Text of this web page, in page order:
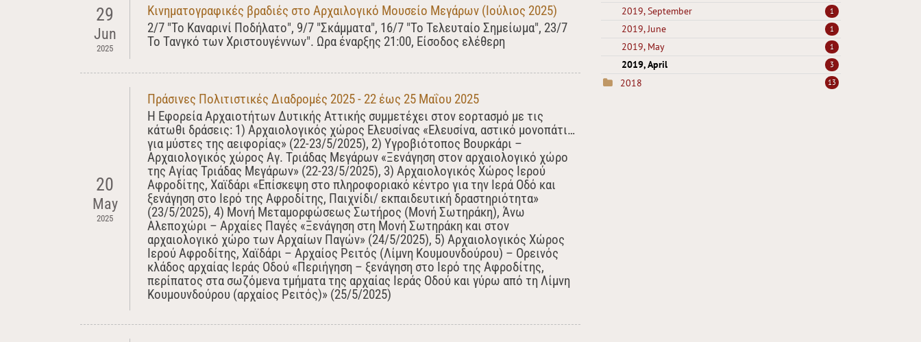
29
Jun
2025
Κινηματογραφικές βραδιές στο Αρχαιλογικό Μουσείο Μεγάρων (Ιούλιος 2025)
2/7 "Το Καναρινί Ποδήλατο", 9/7 "Σκάμματα", 16/7 "Το Τελευταίο Σημείωμα", 23/7
Το Τανγκό των Χριστουγέννων". Ωρα έναρξης 21:00, Είσοδος ελέθερη
20
May
2025
Πράσινες Πολιτιστικές Διαδρομές 2025 - 22 έως 25 Μαΐου 2025
Η Εφορεία Αρχαιοτήτων Δυτικής Αττικής συμμετέχει στον εορτασμό με τις
κάτωθι δράσεις: 1) Αρχαιολογικός χώρος Ελευσίνας «Ελευσίνα, αστικό μονοπάτι…
για μύστες της αειφορίας» (22-23/5/2025), 2) Υγροβιότοπος Βουρκάρι –
Αρχαιολογικός χώρος Αγ. Τριάδας Μεγάρων «Ξενάγηση στον αρχαιολογικό χώρο
της Αγίας Τριάδας Μεγάρων» (22-23/5/2025), 3) Αρχαιολογικός Χώρος Ιερού
Αφροδίτης, Χαϊδάρι «Επίσκεψη στο πληροφοριακό κέντρο για την Ιερά Οδό και
ξενάγηση στο Ιερό της Αφροδίτης, Παιχνίδι/ εκπαιδευτική δραστηριότητα»
(23/5/2025), 4) Μονή Μεταμορφώσεως Σωτήρος (Μονή Σωτηράκη), Άνω
Αλεποχώρι – Αρχαίες Παγές «Ξενάγηση στη Μονή Σωτηράκη και στον
αρχαιολογικό χώρο των Αρχαίων Παγών» (24/5/2025), 5) Αρχαιολογικός Χώρος
Ιερού Αφροδίτης, Χαϊδάρι – Αρχαίος Ρειτός (Λίμνη Κουμουνδούρου) – Ορεινός
κλάδος αρχαίας Ιεράς Οδού «Περιήγηση – ξενάγηση στο Ιερό της Αφροδίτης,
περίπατος στα σωζόμενα τμήματα της αρχαίας Ιεράς Οδού και γύρω από τη Λίμνη
Κουμουνδούρου (αρχαίος Ρειτός)» (25/5/2025)
2019, September 1
2019, June 1
2019, May 1
2019, April 3
2018 13